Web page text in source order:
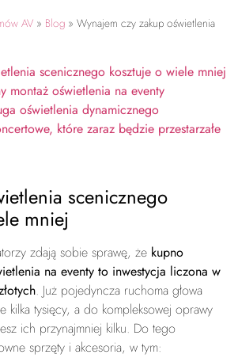
AV » Blog » Wynajem czy zakup oświetlenia
scenicznego kosztuje o wiele mniej
montaż oświetlenia na eventy
oświetlenia dynamicznego
które zaraz będzie przestarzałe
scenicznego
mniej
zdają sobie sprawę, że kupno
na eventy to inwestycja liczona w
. Już pojedyncza ruchoma głowa
kilka tysięcy, a do kompleksowej oprawy
ich przynajmniej kilku. Do tego
sprzęty i akcesoria, w tym: